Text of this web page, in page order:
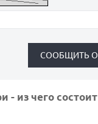
- из чего